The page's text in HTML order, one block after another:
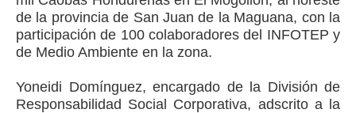
de la provincia de San Juan de la Maguana, con la
participación de 100 colaboradores del INFOTEP y
de Medio Ambiente en la zona.
Yoneidi Domínguez, encargado de la División de
Responsabilidad Social Corporativa, adscrito a la